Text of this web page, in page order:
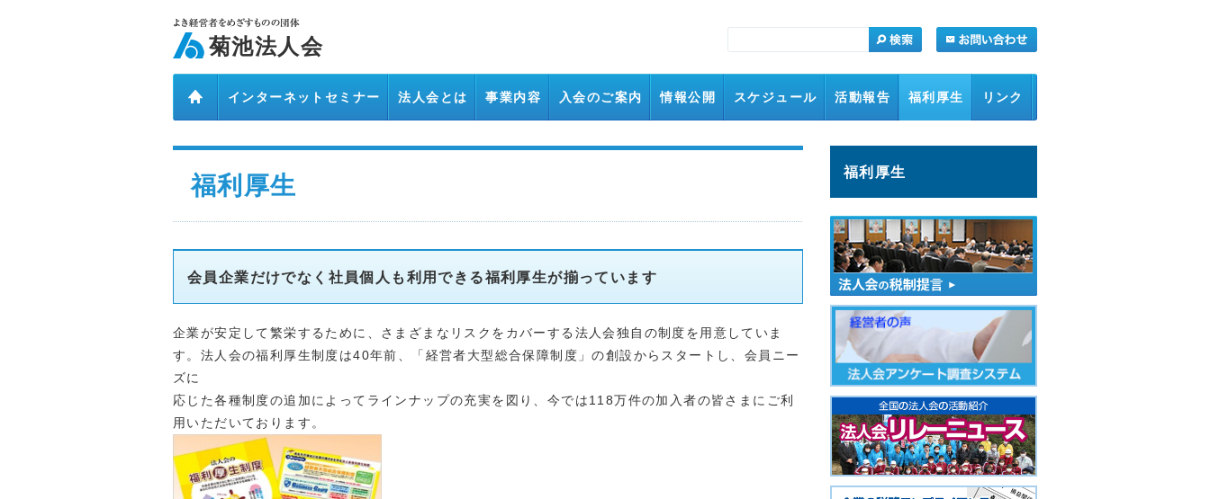
菊池法人会
インターネットセミナー 法人会とは 事業内容 入会のご案内 情報公開 スケジュール 活動報告 福利厚生 リンク
アクセス
福利厚生
会員企業だけでなく社員個人も利用できる福利厚生が揃っています
企業が安定して繁栄するために、さまざまなリスクをカバーする法人会独自の制度を用意していま
す。法人会の福利厚生制度は40年前、「経営者大型総合保障制度」の創設からスタートし、会員ニー
ズに
応じた各種制度の追加によってラインナップの充実を図り、今では118万件の加入者の皆さまにご利
用いただいております。
福利厚生